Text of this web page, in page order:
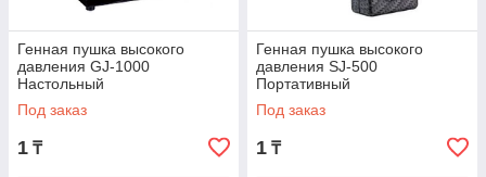
Генная пушка высокого
давления GJ-1000
Настольный
Под заказ
1 ₸
Генная пушка высокого
давления SJ-500
Портативный
Под заказ
1 ₸